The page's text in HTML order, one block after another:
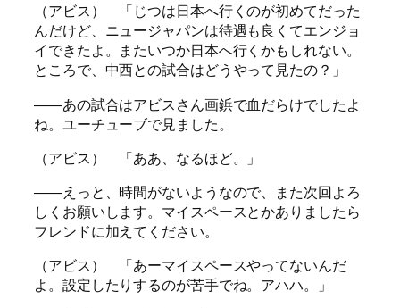
（アビス） 「じつは日本へ行くのが初めてだった
んだけど、ニュージャパンは待遇も良くてエンジョ
イできたよ。またいつか日本へ行くかもしれない。
ところで、中西との試合はどうやって見たの？」
――あの試合はアビスさん画鋲で血だらけでしたよ
ね。ユーチューブで見ました。
（アビス） 「ああ、なるほど。」
――えっと、時間がないようなので、また次回よろ
しくお願いします。マイスペースとかありましたら
フレンドに加えてください。
（アビス） 「あーマイスペースやってないんだ
よ。設定したりするのが苦手でね。アハハ。」